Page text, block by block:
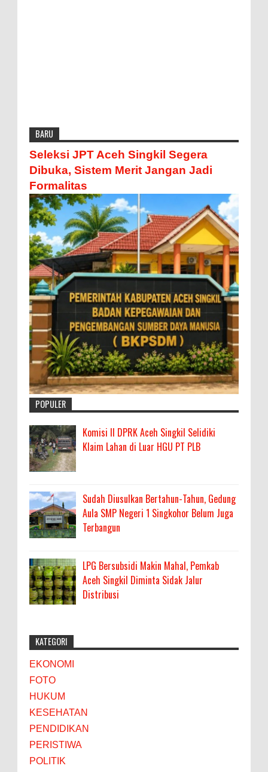
BARU
Seleksi JPT Aceh Singkil Segera
Dibuka, Sistem Merit Jangan Jadi
Formalitas
POPULER
Komisi II DPRK Aceh Singkil Selidiki
Klaim Lahan di Luar HGU PT PLB
Sudah Diusulkan Bertahun-Tahun, Gedung
Aula SMP Negeri 1 Singkohor Belum Juga
Terbangun
LPG Bersubsidi Makin Mahal, Pemkab
Aceh Singkil Diminta Sidak Jalur
Distribusi
KATEGORI
EKONOMI
FOTO
HUKUM
KESEHATAN
PENDIDIKAN
PERISTIWA
POLITIK